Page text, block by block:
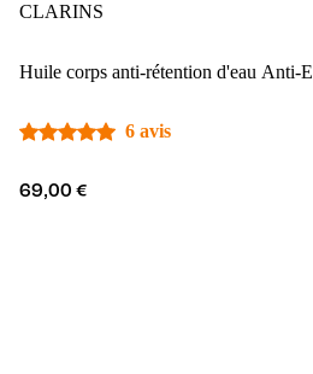
CLARINS
Huile corps anti-rétention d'eau Anti-
6 avis
69,00 €